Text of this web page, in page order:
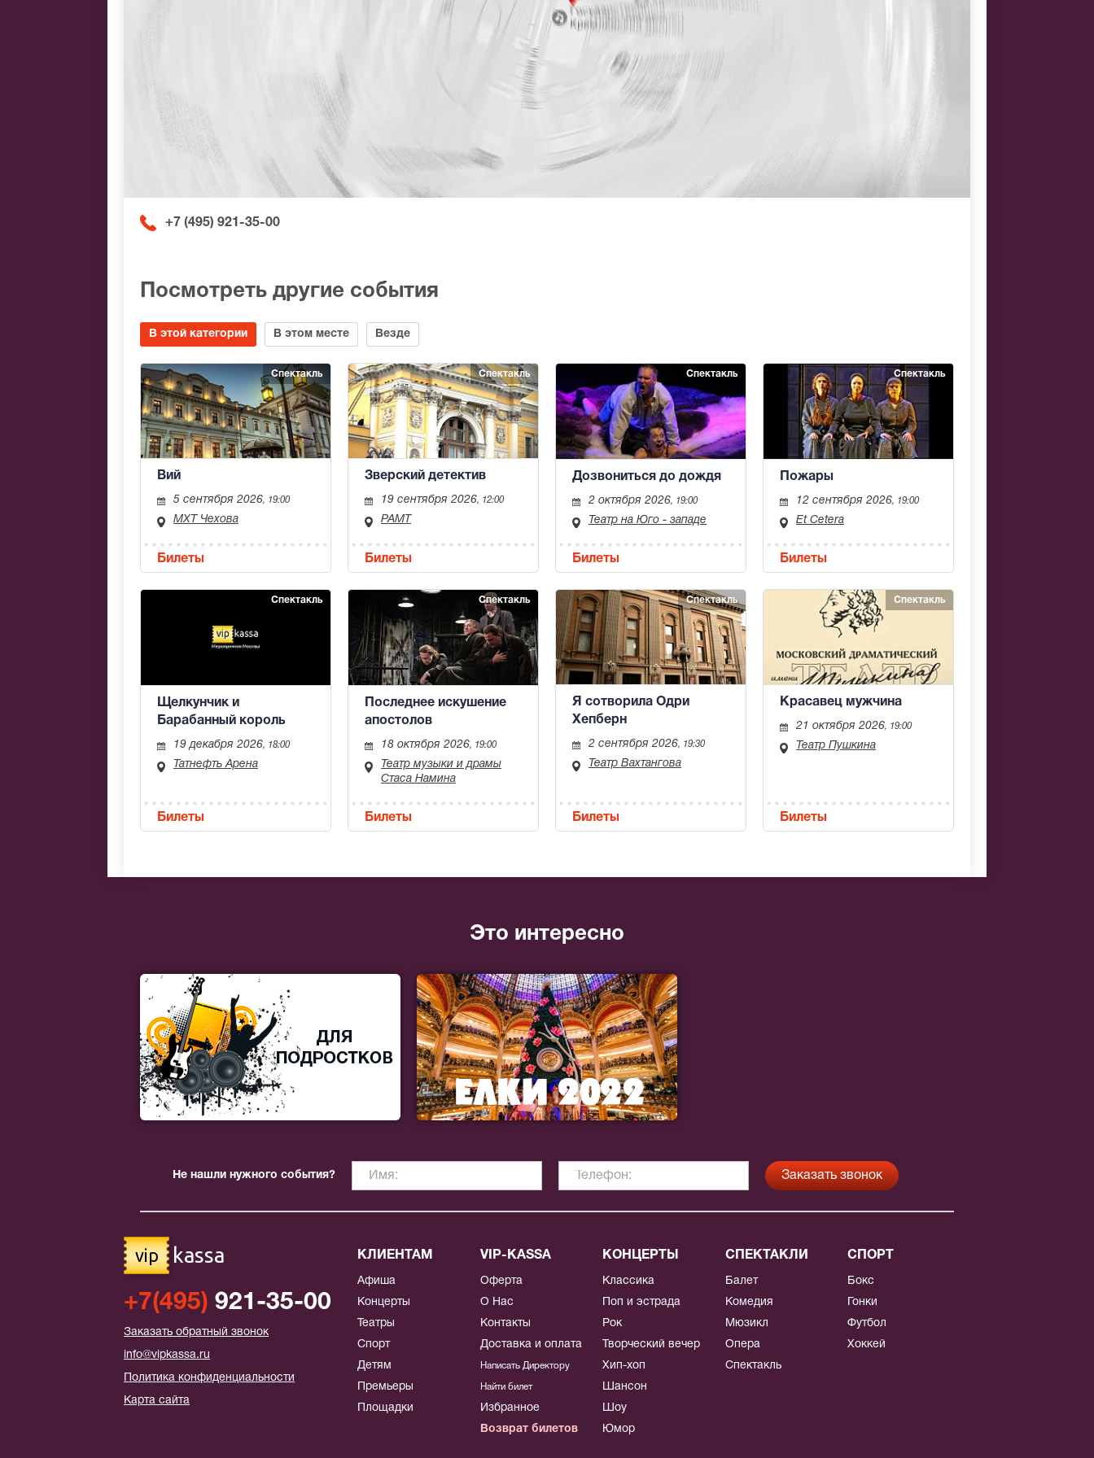
+7 (495) 921-35-00
Посмотреть другие события
В этой категории В этом месте Везде
Спектакль
Вий
5 сентября 2026, 19:00
МХТ Чехова
Билеты
Спектакль
Зверский детектив
19 сентября 2026, 12:00
РАМТ
Билеты
Спектакль
Дозвониться до дождя
2 октября 2026, 19:00
Театр на Юго - западе
Билеты
Спектакль
Пожары
12 сентября 2026, 19:00
Et Cetera
Билеты
Спектакль
Щелкунчик и
Барабанный король
19 декабря 2026, 18:00
Татнефть Арена
Билеты
Спектакль
Последнее искушение
апостолов
18 октября 2026, 19:00
Театр музыки и драмы
Стаса Намина
Билеты
Спектакль
Я сотворила Одри
Хепберн
2 сентября 2026, 19:30
Театр Вахтангова
Билеты
Спектакль
Красавец мужчина
21 октября 2026, 19:00
Театр Пушкина
Билеты
Это интересно
Не нашли нужного события?
vip kassa
+7(495) 921-35-00
Заказать обратный звонок
info@vipkassa.ru
Политика конфиденциальности
Карта сайта
КЛИЕНТАМ
Афиша
Концерты
Театры
Спорт
Детям
Премьеры
Площадки
VIP-KASSA
Оферта
О Нас
Контакты
Доставка и оплата
Написать Директору
Найти билет
Избранное
Возврат билетов
КОНЦЕРТЫ
Классика
Поп и эстрада
Рок
Творческий вечер
Хип-хоп
Шансон
Шоу
Юмор
СПЕКТАКЛИ
Балет
Комедия
Мюзикл
Опера
Спектакль
СПОРТ
Бокс
Гонки
Футбол
Хоккей